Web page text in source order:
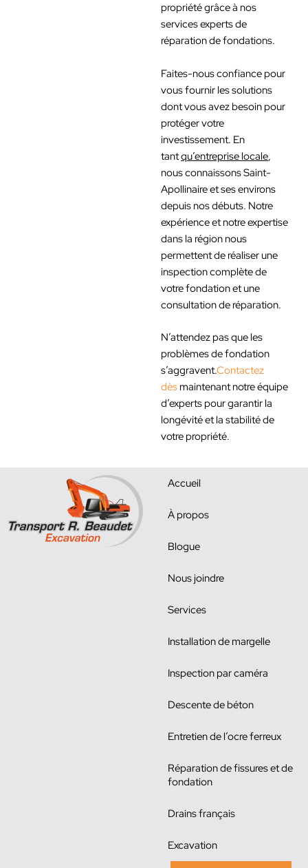
propriété grâce à nos
services experts de
réparation de fondations.
Faites-nous confiance pour
vous fournir les solutions
dont vous avez besoin pour
protéger votre
investissement. En
tantqu’entreprise locale
nous connaissons Saint-
Apollinaire et ses environs
depuis nos débuts. Notre
expérience et notre expertise
dans la région nous
permettent de réaliser une
inspection complète de
votre fondation et une
consultation de réparation.
N’attendez pas que les
problèmes de fondation
s’aggravent.Contactez
dès maintenant notre équipe
d’experts pour garantir la
longévité et la stabilité de
votre propriété.
Accueil
À propos
Blogue
Nous joindre
Services
Installation de margelle
Inspection par caméra
Descente de béton
Entretien de l’ocre ferreux
Réparation de fissures et de
fondation
Drains français
Excavation